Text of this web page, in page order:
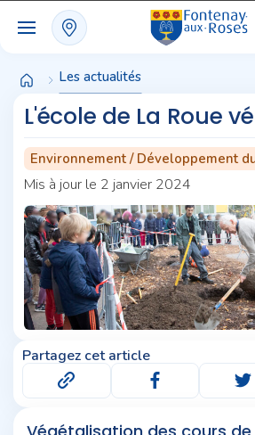
Les actualités
L'école de La Roue
Environnement / Développement
Mis à jour le 2 janvier 2024
Partagez cet article
Végétalisation des cours
Panneau de gestion des cookies